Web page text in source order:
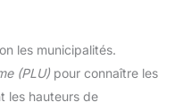
les municipalités.
(PLU) pour connaître les
les hauteurs de